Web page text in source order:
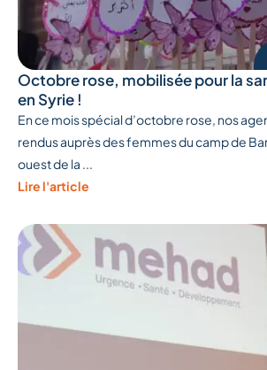
Octobre rose, mobilisée pour la
en Syrie !
En ce mois spécial d’octobre rose, nos
rendus auprès des femmes du camp de
ouest de la ...
Lire l'article